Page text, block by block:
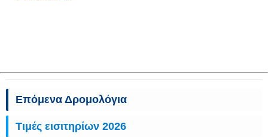
Επόμενα Δρομολόγια
Τιμές εισιτηρίων 2026